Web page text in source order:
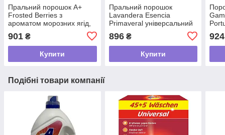
Пральний порошок A+
Frosted Berries з
ароматом морозних ягід,
901 ₴
Купити
Пральний порошок
Lavandera Esencia
Primaveral універсальний
ароматом, 5.5 кг (110
прань)
896₴
Купити
924
Подібні товари компанії